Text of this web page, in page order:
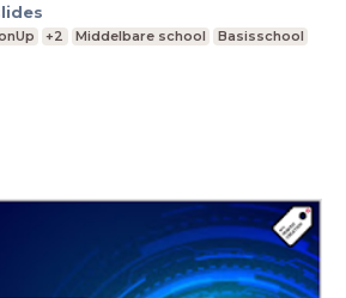
+2 Middelbare school
Basisschool